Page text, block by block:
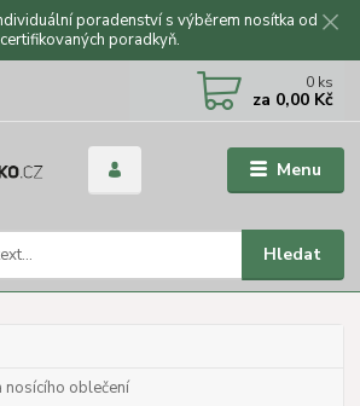
poradenství s výběrem nosítka od
certifikovaných poradkyň.
Menu
Hledat
0 ks
za 0,00 Kč
nosícího oblečení